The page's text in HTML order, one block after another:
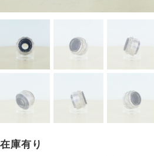
在庫有り